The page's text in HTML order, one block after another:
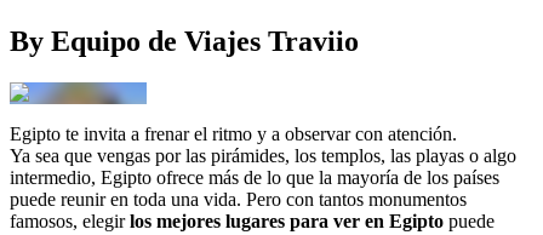
By Equipo de Viajes Traviio
Egipto te invita a frenar el ritmo y a observar con atención.
Ya sea que vengas por las pirámides, los templos, las playas o algo
intermedio, Egipto ofrece más de lo que la mayoría de los países
puede reunir en toda una vida. Pero con tantos monumentos
famosos, elegirlos mejores lugares para ver en Egipto puede